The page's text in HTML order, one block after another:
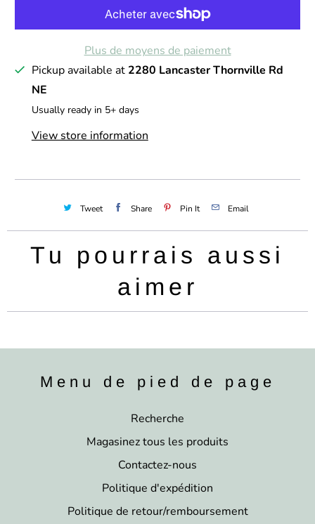
t
Plus de moyens de paiement
Pickup available at 2280 Lancaster Thornville Rd
NE
Usually ready in 5+ days
View store information
Tweet Share Pin It Email
Tu pourrais aussi
aimer
Menu de pied de page
Recherche
Magasinez tous les produits
Contactez-nous
Politique d'expédition
Politique de retour/remboursement